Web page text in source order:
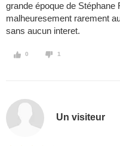
grande époque de Stéphane
malheuresement rarement
sans aucun interet.
0 1
Un visiteur